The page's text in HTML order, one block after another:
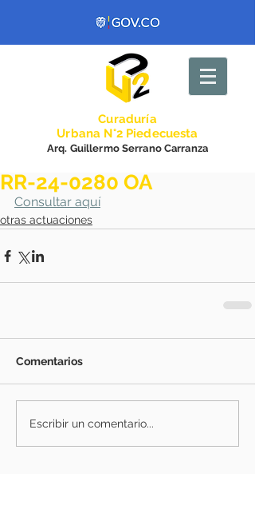
Curaduría
Urbana N°2 Piedecuesta
Arq. Guillermo Serrano Carranza
RR-24-0280 OA
Consultar aquí
otras actuaciones
Comentarios
Escribir un comentario...